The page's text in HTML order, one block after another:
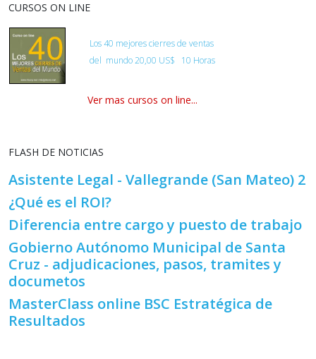
CURSOS ON LINE
Los 40 mejores cierres de ventas
del mundo20,00 US$ 10 Horas
Ver mas cursos on line...
FLASH DE NOTICIAS
Asistente Legal - Vallegrande (San Mateo) 2
¿Qué es el ROI?
Diferencia entre cargo y puesto de trabajo
Gobierno Autónomo Municipal de Santa
Cruz - adjudicaciones, pasos, tramites y
documetos
MasterClass online BSC Estratégica de
Resultados